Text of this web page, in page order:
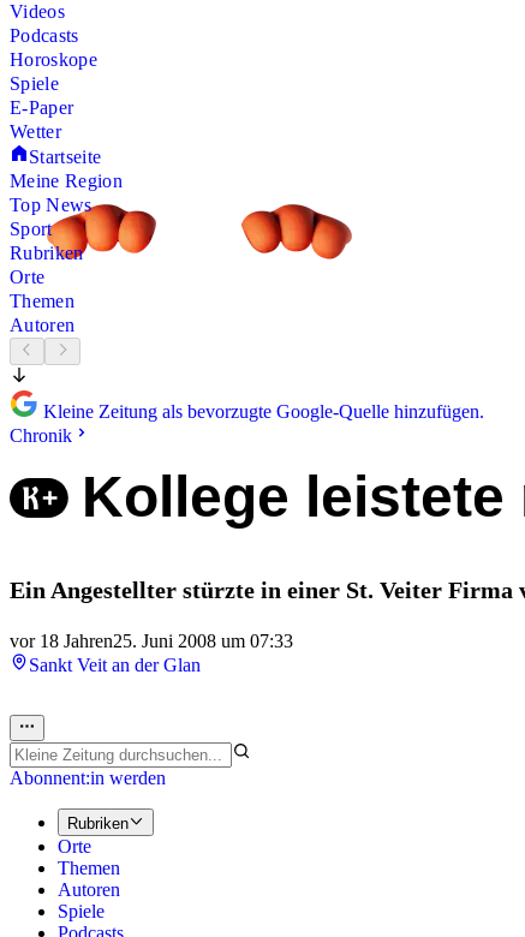
Videos
Podcasts
Horoskope
Spiele
E-Paper
Wetter
Startseite
Meine Region
Top News
Sport
Rubriken
Orte
Themen
Autoren
Kleine Zeitung als bevorzugte Google-Quelle hinzufügen.
Chronik
Kollege
Ein Angestellter stürzte in einer St. Veiter
vor 18 Jahren25. Juni 2008 um 07:33
Sankt Veit an der Glan
Abonnent:in werden
Rubriken
Orte
Themen
Autoren
Spiele
Podcasts